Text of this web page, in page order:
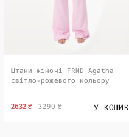
Штани жіночі FRND Agatha
світло-рожевого кольору
3290 ₴
2632 ₴ У КОШИК